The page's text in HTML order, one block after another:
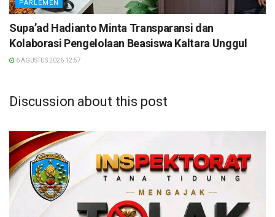
PARLEMEN
Supa’ad Hadianto Minta Transparansi dan
Kolaborasi Pengelolaan Beasiswa Kaltara Unggul
6 AGUSTUS 2026 12:57
Discussion about this post